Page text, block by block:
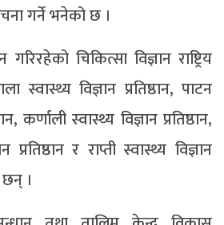
गर्ने भनेको छ ।
चिकित्सा विज्ञान राष्ट्रिय
स्वास्थ्य विज्ञान प्रतिष्ठान, पाटन
कर्णाली स्वास्थ्य विज्ञान प्रतिष्ठान,
प्रतिष्ठान र राप्ती स्वास्थ्य विज्ञान
छन् ।